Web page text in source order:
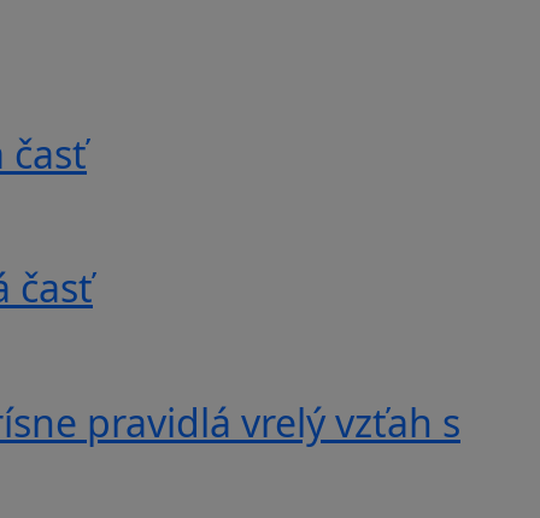
časť
časť
pravidlá vrelý vzťah s